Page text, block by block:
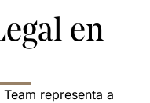
en
representa a